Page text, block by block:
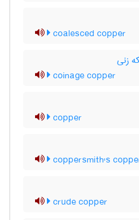
coalesced copper
زنی
coinage copper
copper
coppersmith's
crude copper